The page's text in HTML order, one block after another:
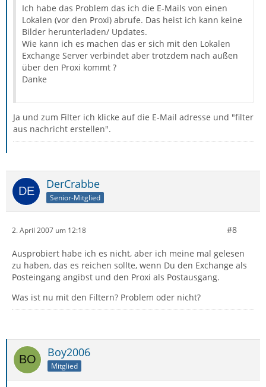
Ich habe das Problem das ich die E-Mails von einen
Lokalen (vor den Proxi) abrufe. Das heist ich kann keine
Bilder herunterladen/ Updates.
Wie kann ich es machen das er sich mit den Lokalen
Exchange Server verbindet aber trotzdem nach außen
über den Proxi kommt ?
Danke
Ja und zum Filter ich klicke auf die E-Mail adresse und "filter
aus nachricht erstellen".
DerCrabbe
Senior-Mitglied
2. April 2007 um 12:18 #8
Ausprobiert habe ich es nicht, aber ich meine mal gelesen
zu haben, das es reichen sollte, wenn Du den Exchange als
Posteingang angibst und den Proxi als Postausgang.
Was ist nu mit den Filtern? Problem oder nicht?
Boy2006
Mitglied